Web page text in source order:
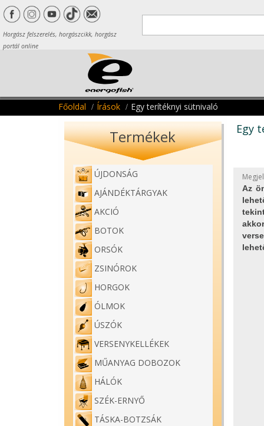
Horgász felszerelés, horgászcikk, horgász
portál online
Főoldal Írások Egy terítéknyi sütnivaló
Termékek
ÚJDONSÁG
AJÁNDÉKTÁRGYAK
AKCIÓ
BOTOK
ORSÓK
ZSINÓROK
HORGOK
ÓLMOK
ÚSZÓK
VERSENYKELLÉKEK
MŰANYAG DOBOZOK
HÁLÓK
SZÉK-ERNYŐ
TÁSKA-BOTZSÁK
Egy
Az